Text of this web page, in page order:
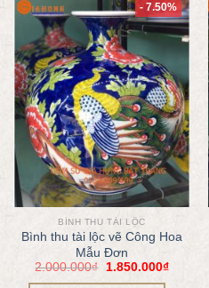
- 7.50%
BÌNH THU TÀI LỘC
Bình thu tài lộc vẽ Công Hoa
Mẫu Đơn
2.000.000₫ 1.850.000₫